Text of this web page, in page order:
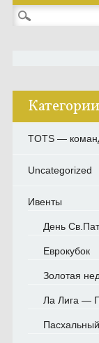
Найти:
Категории
TOTS —
Uncategorized
Ивенты
День
Еврокубок
Золотая
Ла Лига —